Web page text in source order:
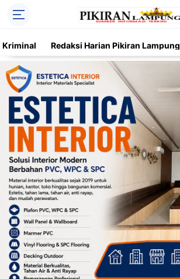
Kriminal Redaksi Harian Pikiran Lampung
Trending Kriminal